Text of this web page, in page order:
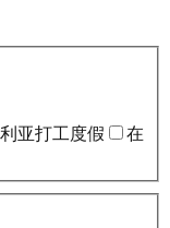
亚打工度假
在